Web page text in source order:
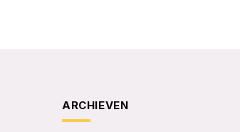
ARCHIEVEN